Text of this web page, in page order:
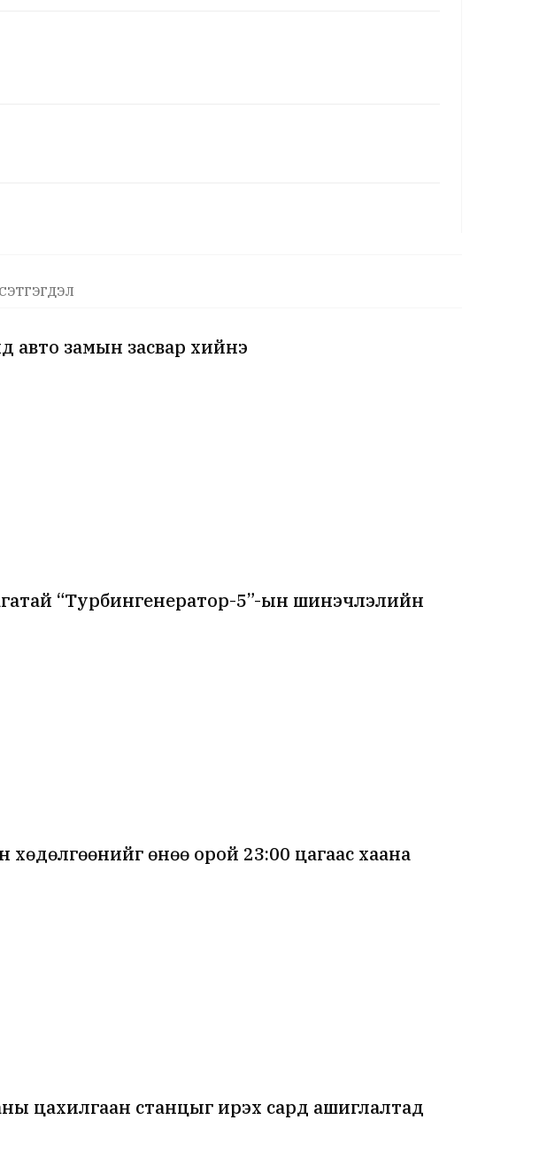
авто замын засвар хийнэ
“Турбингенератор-5”-ын шинэчлэлийн
өнөө орой 23:00 цагаас хаана
цахилгаан станцыг ирэх сард ашиглалтад